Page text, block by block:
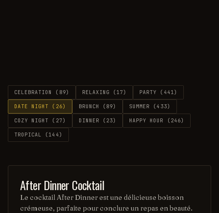
CELEBRATION ( 89) RELAXING ( 17) PARTY ( 441)
DATE NIGHT ( 26) BRUNCH ( 89) SUMMER ( 433)
COZY NIGHT ( 27) DINNER ( 23) HAPPY HOUR ( 246)
TROPICAL ( 144 )
After Dinner Cocktail
Le cocktail After Dinner est une délicieuse boisson
crémeuse, parfaite pour conclure un repas en beauté.